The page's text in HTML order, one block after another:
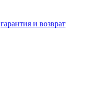
гарантия и возврат